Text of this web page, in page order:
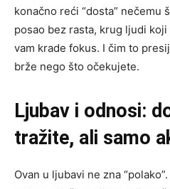
konačno reći “dosta” nečemu
posao bez rasta, krug ljudi
vam krade fokus. I čim to
brže nego što očekujete.
Ljubav i odnosi:
tražite, ali samo
Ovan u ljubavi ne zna